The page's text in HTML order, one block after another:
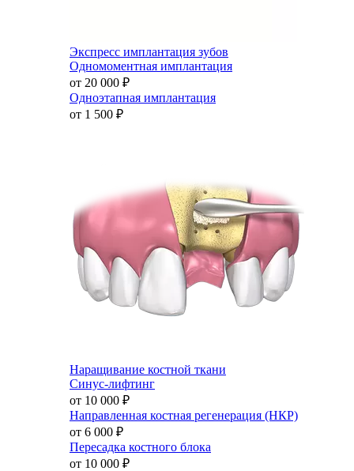
Экспресс имплантация зубов
Одномоментная имплантация
от 20 000 ₽
Одноэтапная имплантация
от 1 500 ₽
Наращивание костной ткани
Синус-лифтинг
от 10 000 ₽
Направленная костная регенерация (НКР)
от 6 000 ₽
Пересадка костного блока
от 10 000 ₽